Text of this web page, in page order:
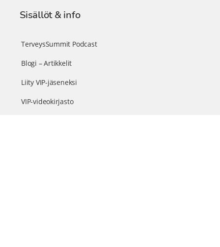
Sisällöt & info
TerveysSummit Podcast
Blogi – Artikkelit
Liity VIP-jäseneksi
VIP-videokirjasto